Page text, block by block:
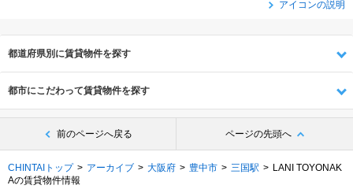
アイコンの説明
都道府県別に賃貸物件を探す
都市にこだわって賃貸物件を探す
前のページへ戻る ページの先頭へ
CHINTAIトップ アーカイブ 大阪府 豊中市 三国駅
LANI TOYONAK
Aの賃貸物件情報